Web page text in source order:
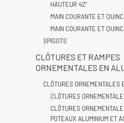
HAUTEUR 42"
MAIN COURANTE ET
MAIN COURANTE ET
SPIGOTS
CLÔTURES ET RAMPES
ORNEMENTALES EN
CLÔTURES ORNEMENTALES
CLÔTURES
CLÔTURES
POTEAUX ALUMINIUM ET